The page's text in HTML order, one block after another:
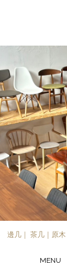
邊几｜ 茶几｜原